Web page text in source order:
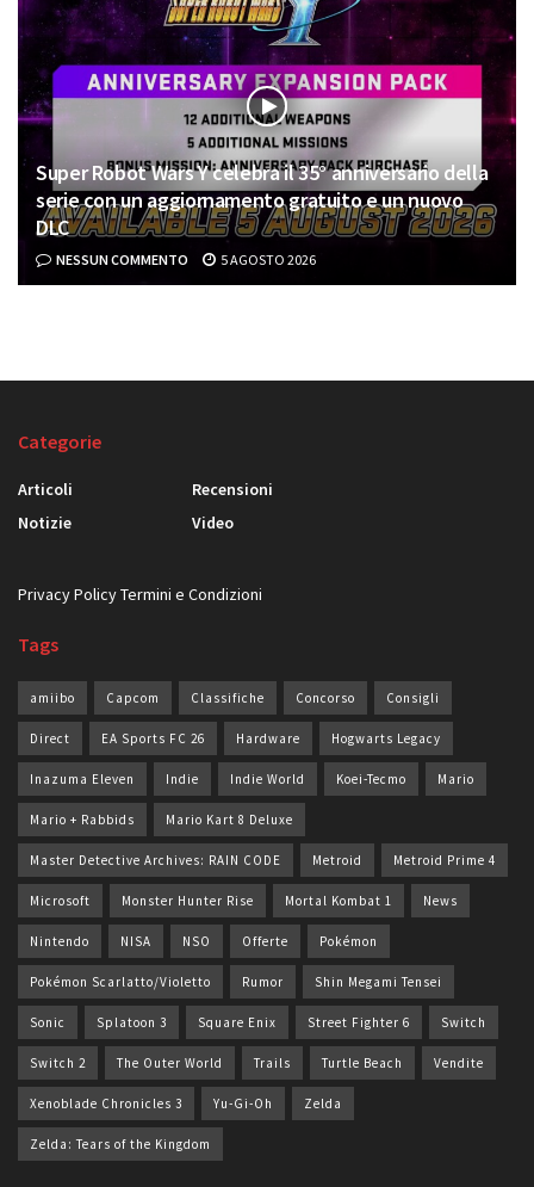
Super Robot Wars Y celebra il 35° anniversario della
serie con un aggiornamento gratuito e un nuovo
DLC
NESSUN COMMENTO 5 AGOSTO 2026
Categorie
Articoli
Notizie
Recensioni
Video
Privacy PolicyTermini e Condizioni
Tags
amiibo Capcom Classifiche Concorso Consigli
Direct EA Sports FC 26 Hardware Hogwarts Legacy
Inazuma Eleven Indie Indie World Koei-Tecmo Mario
Mario + Rabbids Mario Kart 8 Deluxe
Master Detective Archives: RAIN CODE Metroid Metroid Prime 4
Microsoft Monster Hunter Rise Mortal Kombat 1 News
Nintendo NISA NSO Offerte Pokémon
Pokémon Scarlatto/Violetto Rumor Shin Megami Tensei
Sonic Splatoon 3 Square Enix Street Fighter 6 Switch
Switch 2 The Outer World Trails Turtle Beach Vendite
Xenoblade Chronicles 3 Yu-Gi-Oh Zelda
Zelda: Tears of the Kingdom